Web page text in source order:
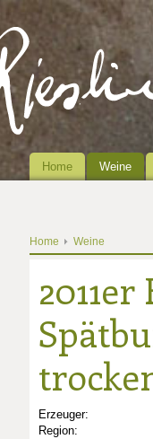
Home Weine
Home Weine
Erzeuger:
Region: